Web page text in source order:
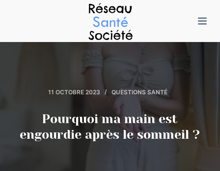
11 OCTOBRE 2023 QUESTIONS SANTÉ
Pourquoi ma main est
engourdie après le sommeil ?